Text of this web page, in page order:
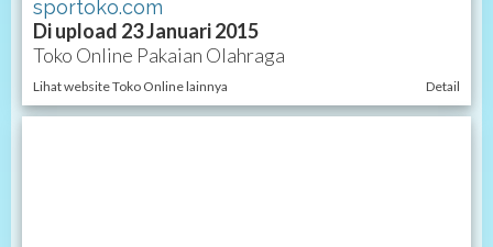
sportoko.com
Di upload 23 Januari 2015
Toko Online Pakaian Olahraga
Lihat website Toko Online lainnya Detail